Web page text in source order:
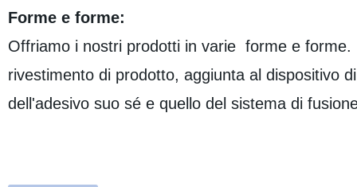
Forme e forme:
Offriamo i nostri prodotti in varie forme e
rivestimento di prodotto, aggiunta al dispositivo
dell'adesivo suo sé e quello del sistema di